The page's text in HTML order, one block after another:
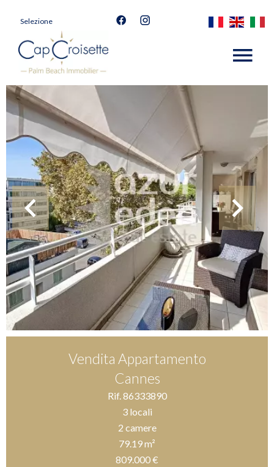
Selezione
Vendita Appartamento
Cannes
Rif. 86333890
3 locali
2 camere
79.19 m²
809.000 €